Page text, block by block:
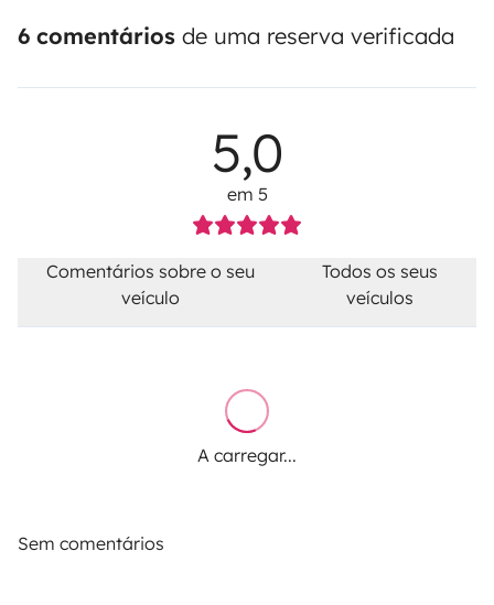
6 comentários de uma reserva verificada
5,0
em 5
Comentários sobre o seu
veículo
Todos os seus
veículos
A carregar...
Sem comentários